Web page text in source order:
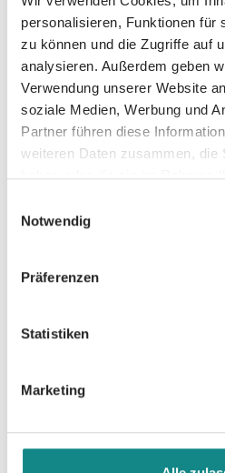
personalisieren, Funktionen für
zu können und die Zugriffe auf
analysieren. Außerdem geben
Verwendung unserer Website
soziale Medien, Werbung und
Partner führen diese
weiteren Daten zusammen, die
haben oder die sie im Rahmen
Notwendig
Präferenzen
Statistiken
Marketing
kann ich ihn nicht gehen
ist darauf aus, ihm das
machen, aber ich werde
Dunkelheit sein. Meine
allerdings ins Wanken
kämpfen, damit ich mich
verliere.